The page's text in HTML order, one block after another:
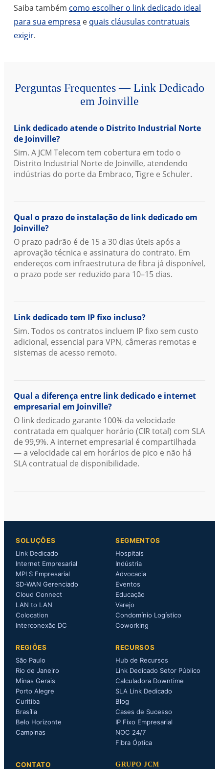
Saiba também como escolher o link dedicado ideal
para sua empresa e quais cláusulas contratuais
exigir.
Perguntas Frequentes — Link Dedicado
em Joinville
Link dedicado atende o Distrito Industrial Norte
de Joinville?
Sim. A JCM Telecom tem cobertura em todo o
Distrito Industrial Norte de Joinville, atendendo
indústrias do porte da Embraco, Tigre e Schuler.
Qual o prazo de instalação de link dedicado em
Joinville?
O prazo padrão é de 15 a 30 dias úteis após a
aprovação técnica e assinatura do contrato. Em
endereços com infraestrutura de fibra já disponível,
o prazo pode ser reduzido para 10–15 dias.
Link dedicado tem IP fixo incluso?
Sim. Todos os contratos incluem IP fixo sem custo
adicional, essencial para VPN, câmeras remotas e
sistemas de acesso remoto.
Qual a diferença entre link dedicado e internet
empresarial em Joinville?
O link dedicado garante 100% da velocidade
contratada em qualquer horário (CIR total) com SLA
de 99,9%. A internet empresarial é compartilhada
— a velocidade cai em horários de pico e não há
SLA contratual de disponibilidade.
SOLUÇÕES
Link Dedicado
Internet Empresarial
MPLS Empresarial
SD-WAN Gerenciado
Cloud Connect
LAN to LAN
Colocation
Interconexão DC
SEGMENTOS
Hospitais
Indústria
Advocacia
Eventos
Educação
Varejo
Condomínio Logístico
Coworking
REGIÕES
São Paulo
Rio de Janeiro
Minas Gerais
Porto Alegre
Curitiba
Brasília
Belo Horizonte
Campinas
RECURSOS
Hub de Recursos
Link Dedicado Setor Público
Calculadora Downtime
SLA Link Dedicado
Blog
Cases de Sucesso
IP Fixo Empresarial
NOC 24/7
Fibra Óptica
CONTATO
GRUPO JCM